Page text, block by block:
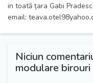
in toată țara Gabi
email:
Niciun
modulare birouri